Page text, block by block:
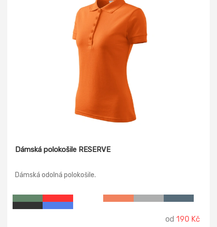
Dámská polokošile RESERVE
Dámská odolná polokošile.
od 190 Kč